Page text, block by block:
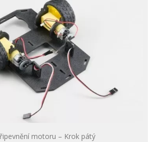
motoru – Krok pátý